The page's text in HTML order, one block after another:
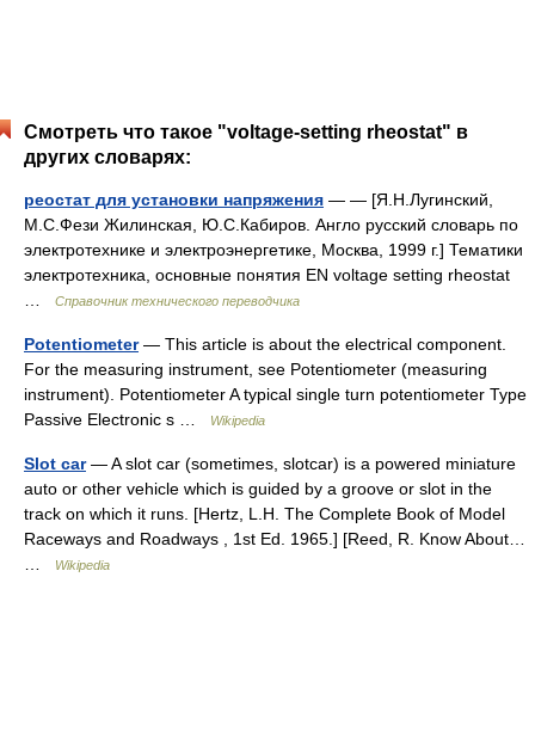
Смотреть что такое "voltage-setting rheostat" в
других словарях:
реостат для установки напряжения — — [Я.Н.Лугинский,
М.С.Фези Жилинская, Ю.С.Кабиров. Англо русский словарь по
электротехнике и электроэнергетике, Москва, 1999 г.] Тематики
электротехника, основные понятия EN voltage setting rheostat
Справочник технического переводчика
Potentiometer— This article is about the electrical component.
For the measuring instrument, see Potentiometer (measuring
instrument). Potentiometer A typical single turn potentiometer Type
Passive Electronic s …
Wikipedia
Slot car— A slot car (sometimes, slotcar) is a powered miniature
auto or other vehicle which is guided by a groove or slot in the
track on which it runs. [Hertz, L.H. The Complete Book of Model
Raceways and Roadways , 1st Ed. 1965.] [Reed, R. Know About…
Wikipedia